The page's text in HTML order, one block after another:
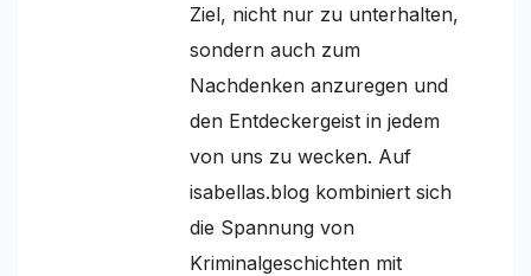
Ziel, nicht nur zu unterhalten,
sondern auch zum
Nachdenken anzuregen und
den Entdeckergeist in jedem
von uns zu wecken. Auf
isabellas.blog kombiniert sich
die Spannung von
Kriminalgeschichten mit